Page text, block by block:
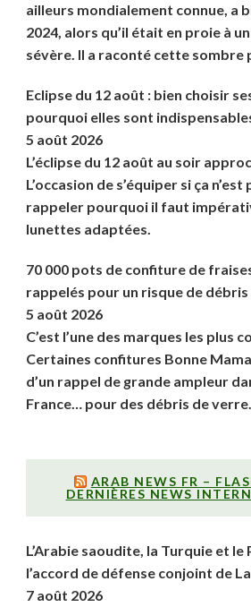
ailleurs mondialement connue, a
2024, alors qu’il était en proie à
sévère. Il a raconté cette sombre
Eclipse du 12 août : bien choisir
pourquoi elles sont
5 août 2026
L’éclipse du 12 août au soir
L’occasion de s’équiper si ça
rappeler pourquoi il faut
lunettes adaptées.
70 000 pots de confiture de
rappelés pour un risque de
5 août 2026
C’est l’une des marques les plus
Certaines confitures Bonne
d’un rappel de grande ampleur
France… pour des débris de verre.
ARAB NEWS FR –
DERNIÈRES NEWS
L’Arabie saoudite, la Turquie et
l’accord de défense conjoint de
7 août 2026